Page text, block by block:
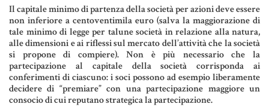
LE PAROLE DIFFICILI DEL NOTAIO
MATERIALE GIURIDICO NOTARILE
RISORSE GIURIDICHE
SISTEMA GIURIDICO ITALIANO
Il capitale minimo di partenza della società per azioni deve essere
non inferiore a centoventimila euro (salva la maggiorazione di
tale minimo di legge per talune società in relazione alla natura,
alle dimensioni e ai riflessi sul mercato dell’attività che la società
si propone di compiere). Non è più necessario che la
partecipazione al capitale della società corrisponda ai
conferimenti di ciascuno: i soci possono ad esempio liberamente
decidere di “premiare” con una partecipazione maggiore un
consocio di cui reputano strategica la partecipazione.